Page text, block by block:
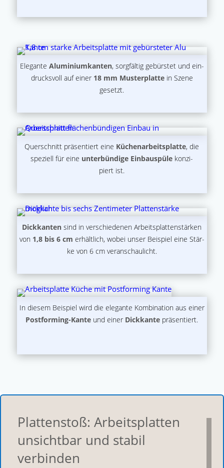
Ele­gan­te Alu­mi­ni­um­kan­ten, sorg­fäl­tig gebürs­tet und ein­
drucks­voll auf einer 18 mm Mus­ter­plat­tein Sze­ne
gesetzt.
Quer­schnitt prä­sen­tiert eine Küchen­ar­beits­plat­te, die
spe­zi­ell für eine unter­bün­di­ge Ein­bau­spü­le kon­zi­
piert ist.
Dick­kan­ten sind in ver­schie­de­nen Arbeits­plat­ten­stär­ken
von 1,8 bis 6 cm erhält­lich, wobei unser Bei­spiel eine Stär­
ke von 6 cm veranschaulicht.
In die­sem Bei­spiel wird die ele­gan­te Kom­bi­na­ti­on aus einer
Post­forming-Kan­te und einer Dick­kan­te präsentiert.
Plattenstoß: Arbeitsplatten
unsichtbar und stabil
verbinden